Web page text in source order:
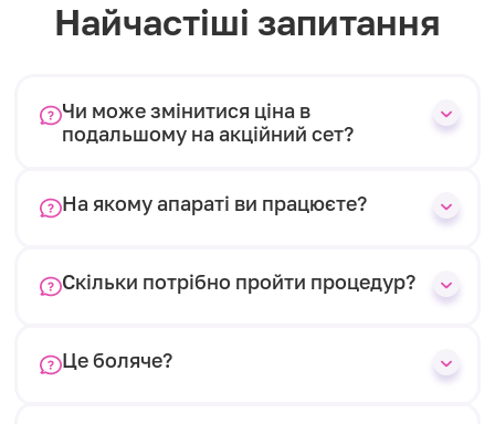
Найчастіші запитання
Чи може змінитися ціна в
подальшому на акційний сет?
На якому апараті ви працюєте?
Скільки потрібно пройти процедур?
Це боляче?